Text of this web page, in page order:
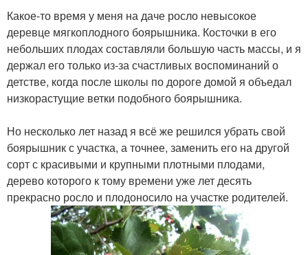
Какое-то время у меня на даче росло невысокое
деревце мягкоплодного боярышника. Косточки в его
небольших плодах составляли большую часть массы, и я
держал его только из-за счастливых воспоминаний о
детстве, когда после школы по дороге домой я объедал
низкорастущие ветки подобного боярышника.
Но несколько лет назад я всё же решился убрать свой
боярышник с участка, а точнее, заменить его на другой
сорт с красивыми и крупными плотными плодами,
дерево которого к тому времени уже лет десять
прекрасно росло и плодоносило на участке родителей.